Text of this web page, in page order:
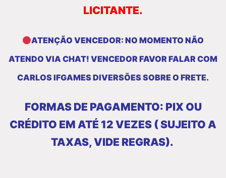
LICITANTE.
ATENÇÃO VENCEDOR: NO MOMENTO NÃO
ATENDO VIA CHAT! VENCEDOR FAVOR FALAR COM
CARLOS IFGAMES DIVERSÕES SOBRE O FRETE.
FORMAS DE PAGAMENTO: PIX OU
CRÉDITO EM ATÉ 12 VEZES ( SUJEITO A
TAXAS, VIDE REGRAS).